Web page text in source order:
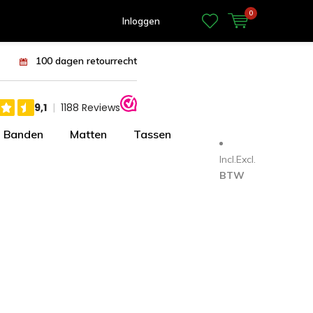
Inloggen
0
100 dagen retourrecht
Banden Matten Tassen
Incl.Excl.
BTW